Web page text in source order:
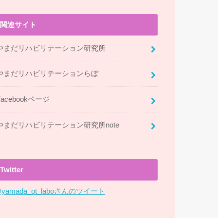
関連サイト
まだリハビリテーション研究所
まだリハビリテーションらぼ
ページ
まだリハビリテーション研究所note
Twitter
さんのツイート